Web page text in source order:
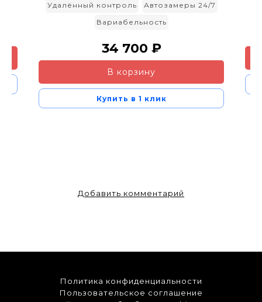
Удалённый контроль
Автозамеры 24/7
Вариабельность
34 700 ₽
В корзину
Купить в 1 клик
Добавить комментарий
Политика конфиденциальности
Пользовательское соглашение